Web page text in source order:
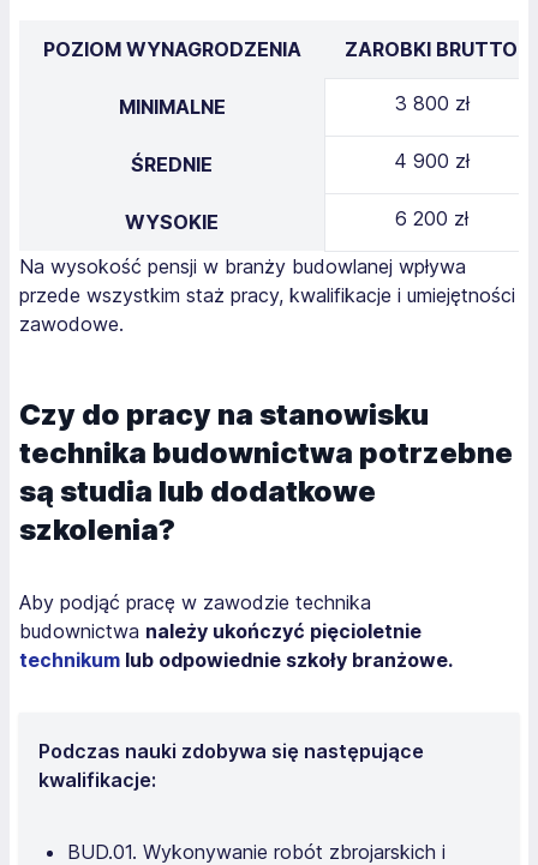
POZIOM WYNAGRODZENIA ZAROBKI BRUTTO
MINIMALNE 3 800 zł
ŚREDNIE 4 900 zł
WYSOKIE
6 200 zł
Na wysokość pensji w branży budowlanej wpływa
przede wszystkim staż pracy, kwalifikacje i umiejętności
zawodowe.
Czy do pracy na stanowisku
technika budownictwa potrzebne
są studia lub dodatkowe
szkolenia?
Aby podjąć pracę w zawodzie technika
budownictwa należy ukończyć pięcioletnie
technikum lub odpowiednie szkoły branżowe.
Podczas nauki zdobywa się następujące
kwalifikacje:
BUD.01. Wykonywanie robót zbrojarskich i